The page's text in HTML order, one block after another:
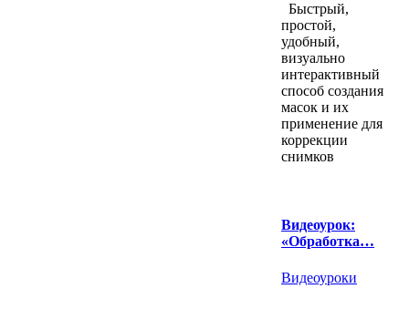
Быстрый,
простой,
удобный,
визуально
интерактивный
способ создания
масок и их
применение для
коррекции
снимков
Видеоурок:
«Обработка…
Видеоуроки